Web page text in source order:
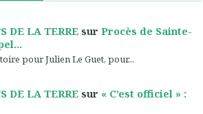
DE LA TERRE sur Procès de Sainte-
pour Julien Le Guet, pour...
DE LA TERRE sur « C’est officiel » :